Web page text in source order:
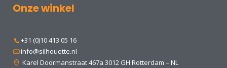
Onze winkel
+31 (0)10 413 05 16
info@silhouette.nl
Karel Doormanstraat 467a 3012 GH Rotterdam – NL